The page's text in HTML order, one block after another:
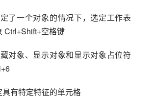
了一个对象的情况下，选定工作表
Ctrl+Shift+空格键
对象、显示对象和显示对象占位符
有特定特征的单元格